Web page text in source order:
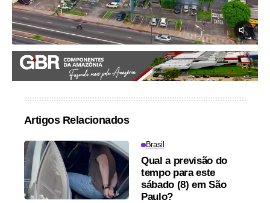
Artigos Relacionados
Brasil
Qual a previsão do
tempo para este
sábado (8) em São
Paulo?